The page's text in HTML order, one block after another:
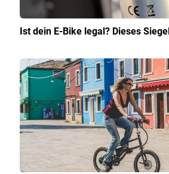
Ist dein E-Bike legal? Dieses